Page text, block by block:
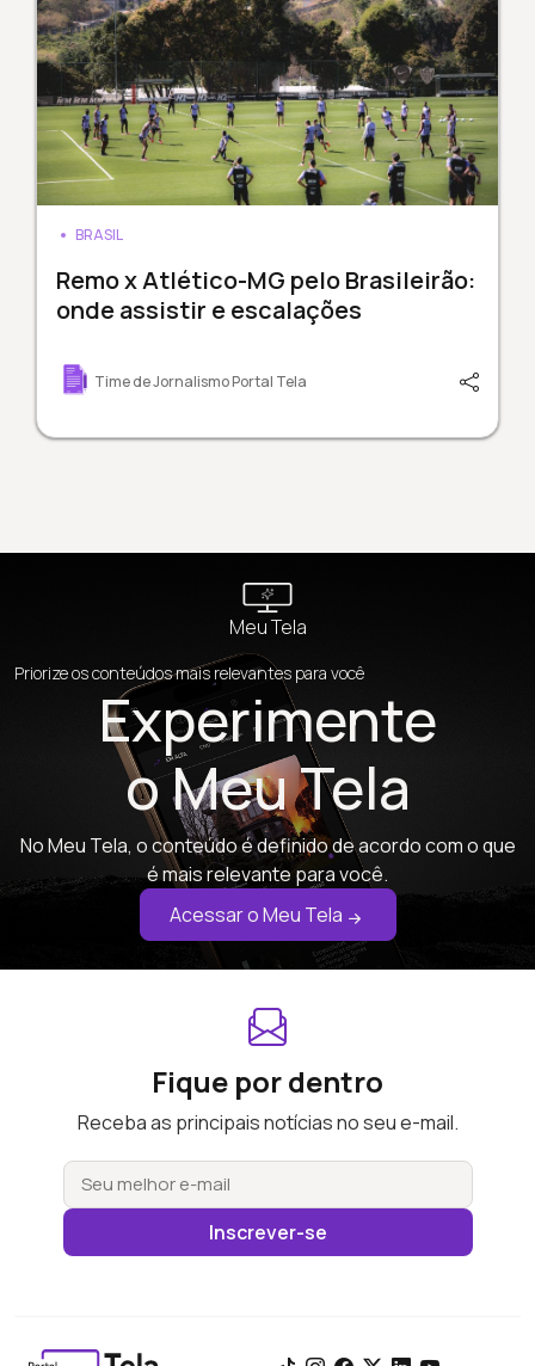
BRASIL
Remo x Atlético-MG pelo Brasileirão:
onde assistir e escalações
Time de Jornalismo Portal Tela
Meu Tela
Priorize os conteúdos mais relevantes para você
Experimente
o Meu Tela
No Meu Tela, o conteúdo é definido de acordo com o que
é mais relevante para você.
Acessar o Meu Tela
Fique por dentro
Receba as principais notícias no seu e-mail.
Inscrever-se